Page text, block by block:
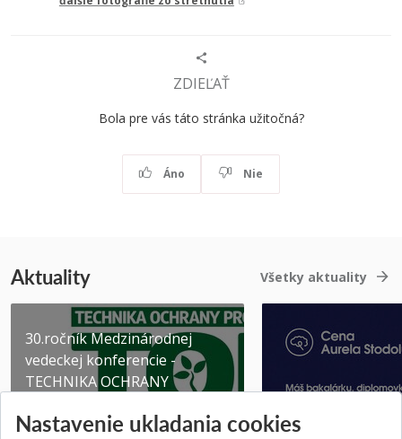
ZDIEĽAŤ
Bola pre vás táto stránka užitočná?
Áno Nie
Aktuality Všetky aktuality
30.ročník Medzinárodnej
vedeckej konferencie -
TECHNIKA OCHRANY
Pridané 03.08.2026 Pridané 07.07.2026
Nastavenie ukladania cookies